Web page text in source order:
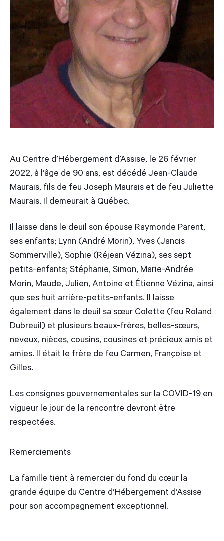
Au Centre d’Hébergement d’Assise, le 26 février
2022, à l’âge de 90 ans, est décédé Jean-Claude
Maurais, fils de feu Joseph Maurais et de feu Juliette
Maurais. Il demeurait à Québec.
Il laisse dans le deuil son épouse Raymonde Parent,
ses enfants; Lynn (André Morin), Yves (Jancis
Sommerville), Sophie (Réjean Vézina), ses sept
petits-enfants; Stéphanie, Simon, Marie-Andrée
Morin, Maude, Julien, Antoine et Étienne Vézina, ainsi
que ses huit arrière-petits-enfants. Il laisse
également dans le deuil sa sœur Colette (feu Roland
Dubreuil) et plusieurs beaux-frères, belles-sœurs,
neveux, nièces, cousins, cousines et précieux amis et
amies. Il était le frère de feu Carmen, Françoise et
Gilles.
Les consignes gouvernementales sur la COVID-19 en
vigueur le jour de la rencontre devront être
respectées.
Remerciements
La famille tient à remercier du fond du cœur la
grande équipe du Centre d’Hébergement d’Assise
pour son accompagnement exceptionnel.